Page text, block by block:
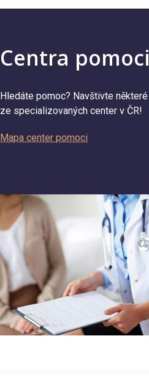
Centra pomoci
Hledáte pomoc? Navštivte některé
ze specializovaných center v ČR!
Mapa center pomoci